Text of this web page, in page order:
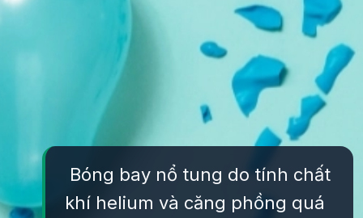
Bóng bay nổ tung do tính chất
khí helium và căng phồng quá